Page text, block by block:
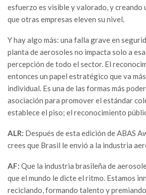
esfuerzo es visible y valorado, y creando
que otras empresas eleven su nivel.
Y hay algo más: una falla grave en
planta de aerosoles no impacta solo a
percepción de todo el sector. El
entonces un papel estratégico que va
individual. Es una de las formas más
asociación para promover el estándar
establece el piso; el reconocimiento
ALR: Después de esta edición de ABAS
crees que Brasil le envió a la industria
AF: Que la industria brasileña de
que el mundo le dicte el ritmo. Estamos
reciclando, formando talento y